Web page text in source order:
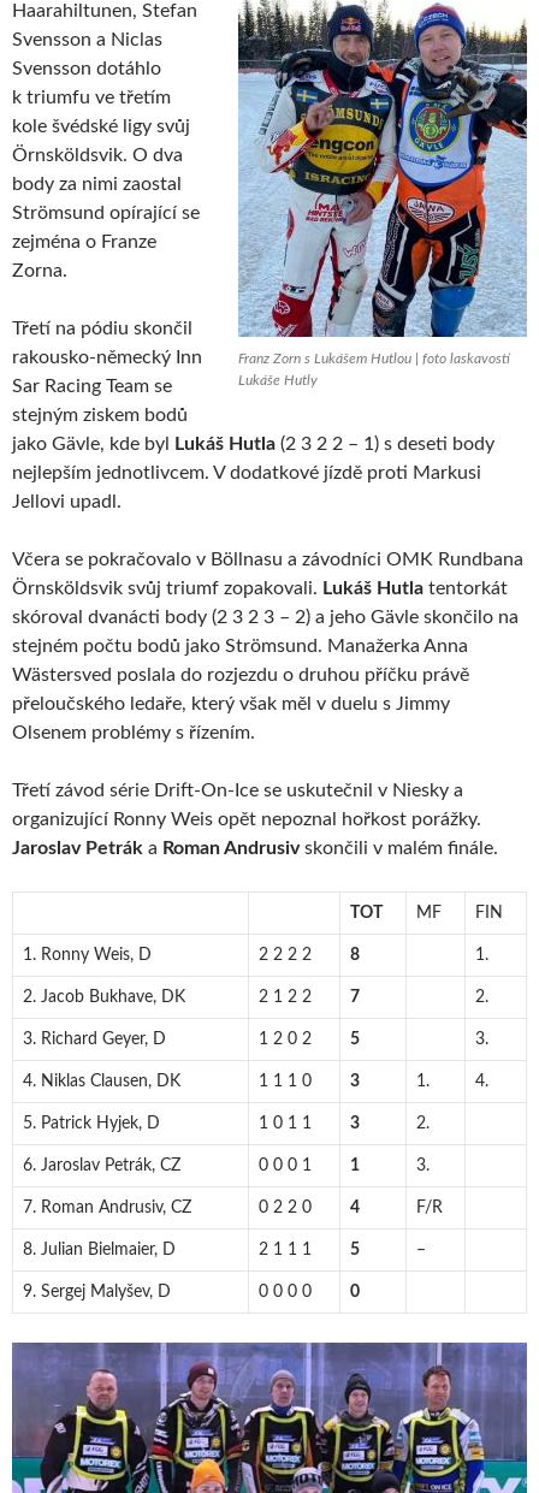
Franz Zorn s Lukášem Hutlou | foto laskavostí
Lukáše Hutly
Haarahiltunen, Stefan
Svensson a Niclas
Svensson dotáhlo
k triumfu ve třetím
kole švédské ligy svůj
Örnsköldsvik. O dva
body za nimi zaostal
Strömsund opírající se
zejména o Franze
Zorna.
Třetí na pódiu skončil
rakousko-německý Inn
Sar Racing Team se
stejným ziskem bodů
jako Gävle, kde byl
Lukáš Hutla (2 3 2 2 – 1) s deseti body
nejlepším jednotlivcem. V dodatkové jízdě proti Markusi
Jellovi upadl.
Včera se pokračovalo v Böllnasu a závodníci OMK Rundbana
Örnsköldsvik svůj triumf zopakovali. Lukáš Hutla tentorkát
skóroval dvanácti body (2 3 2 3 – 2) a jeho Gävle skončilo na
stejném počtu bodů jako Strömsund. Manažerka Anna
Wästersved poslala do rozjezdu o druhou příčku právě
přeloučského ledaře, který však měl v duelu s Jimmy
Olsenem problémy s řízením.
Třetí závod série Drift-On-Ice se uskutečnil v Niesky a
organizující Ronny Weis opět nepoznal hořkost porážky.
Jaroslav Petrák a Roman Andrusivskončili v malém finále.
TOT MF FIN
1. Ronny Weis, D 2 2 2 2 8 1.
2. Jacob Bukhave, DK 2 1 2 2 7 2.
3. Richard Geyer, D 1 2 0 2 5 3.
4. Niklas Clausen, DK 1 1 1 0 3 1. 4.
5. Patrick Hyjek, D 1 0 1 1 3 2.
6. Jaroslav Petrák, CZ 0 0 0 1 1 3.
7. Roman Andrusiv, CZ 0 2 2 0 4 F/R
8. Julian Bielmaier, D 2 1 1 1 5 –
9. Sergej Malyšev, D 0 0 0 0 0